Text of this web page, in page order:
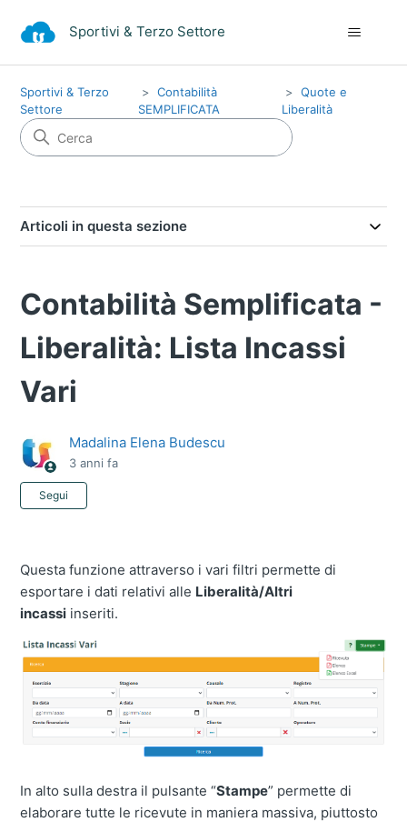
Sportivi & Terzo Settore
Sportivi & Terzo
Settore
Contabilità
SEMPLIFICATA
Quote e
Liberalità
Articoli in questa sezione
Contabilità Semplificata -
Liberalità: Lista Incassi
Vari
Madalina Elena Budescu
3 anni fa
Segui
Questa funzione attraverso i vari filtri permette di
esportare i dati relativi alle Liberalità/Altri
incassi inseriti.
In alto sulla destra il pulsante “Stampe” permette di
elaborare tutte le ricevute in maniera massiva, piuttosto